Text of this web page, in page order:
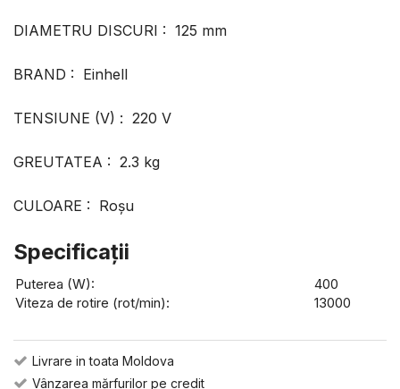
DIAMETRU DISCURI : 125 mm
BRAND : Einhell
TENSIUNE (V) : 220 V
GREUTATEA : 2.3 kg
CULOARE : Roşu
Specificaţii
Puterea (W):
400
Viteza de rotire (rot/min):
13000
Livrare in toata Moldova
Vânzarea mărfurilor pe credit